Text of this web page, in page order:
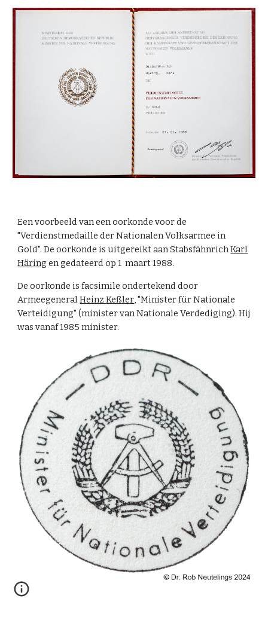
Een voorbeeld van een oorkonde voor de
"Verdienstmedaille der Nationalen Volksarmee in
Gold". De oorkonde is uitgereikt aanStabsfähnrichKarl
Häring en gedateerd op 1 maart 1988.
De oorkonde is facsimile ondertekend door
ArmeegeneralHeinzKeßler, "Minister für Nationale
Verteidigung" (minister van Nationale Verdediging). Hij
was vanaf1985 minister.